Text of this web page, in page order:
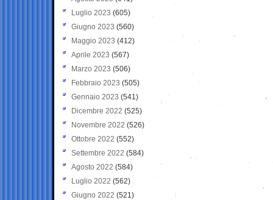
Luglio 2023 (605)
Giugno 2023 (560)
Maggio 2023 (412)
Aprile 2023 (567)
Marzo 2023 (506)
Febbraio 2023 (505)
Gennaio 2023 (541)
Dicembre 2022 (525)
Novembre 2022 (526)
Ottobre 2022 (552)
Settembre 2022 (584)
Agosto 2022 (584)
Luglio 2022 (562)
Giugno 2022 (521)